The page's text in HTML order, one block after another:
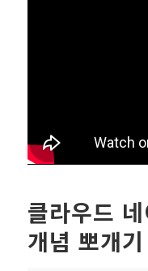
클라우드
개념 뽀개기